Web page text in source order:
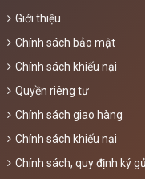
Giới thiệu
Chính sách bảo mật
Chính sách khiếu nại
Quyền riêng tư
Chính sách giao hàng
Chính sách khiếu nại
Chính sách, quy định ký